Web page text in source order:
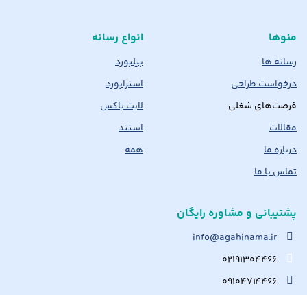
منوها
رسانه ها
درخواست طراحی
فرصت‌های شغلی
مقالات
درباره ما
تماس با ما
انواع رسانه
بیلبورد
استرابورد
لایت باکس
استند
همه
پشتیبانی و مشاوره رایگان
info@agahinama.ir
۰۲۱۹۱۳۰۴۴۶۶
۰۹۱۰۴۷۱۴۴۶۶